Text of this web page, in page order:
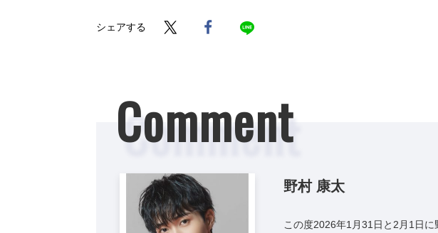
シェアする
Comment
野村 康太
この度2026年1月31日と2月1日